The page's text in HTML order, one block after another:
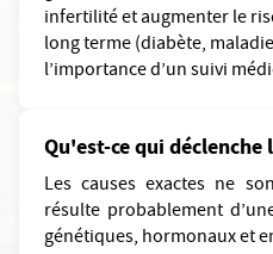
infertilité et augmenter le
long terme (diabète,
l’importance d’un suivi
Qu'est-ce qui déclenche
Les causes exactes ne
résulte probablement
génétiques, hormonaux et